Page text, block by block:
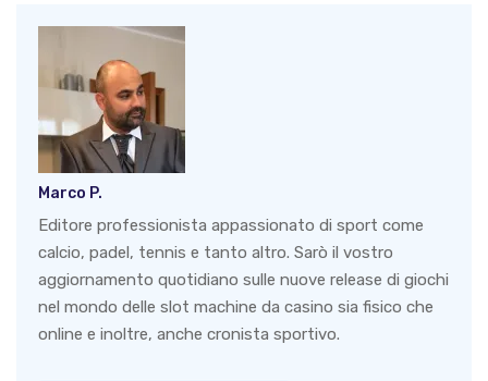
Marco P.
Editore professionista appassionato di sport come
calcio, padel, tennis e tanto altro. Sarò il vostro
aggiornamento quotidiano sulle nuove release di giochi
nel mondo delle slot machine da casino sia fisico che
online e inoltre, anche cronista sportivo.